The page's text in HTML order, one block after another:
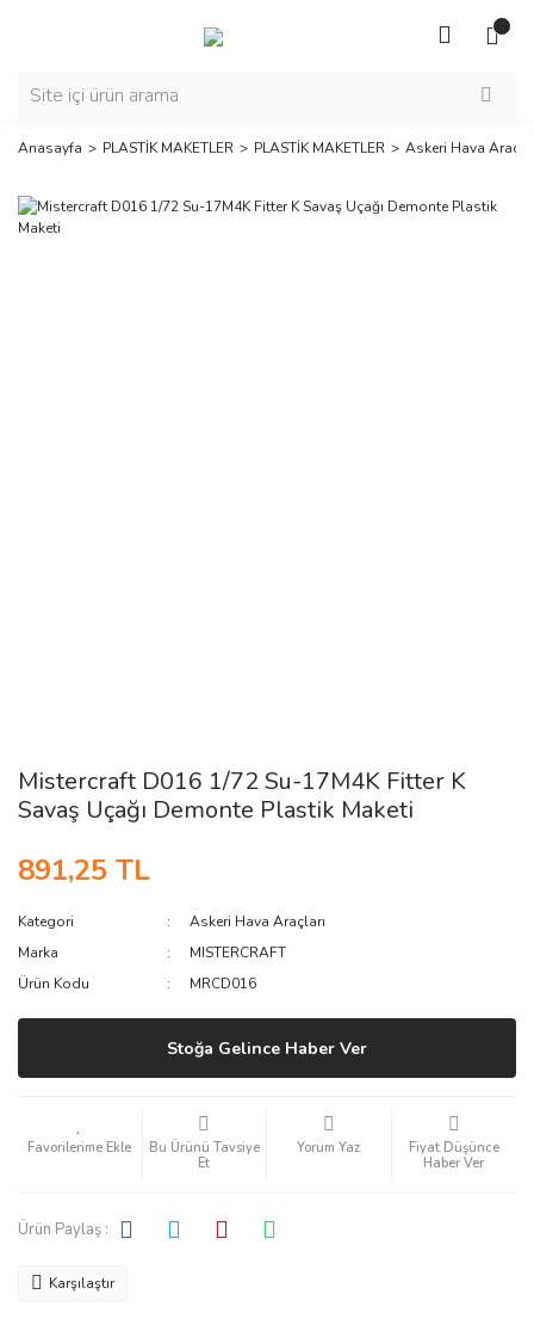
Anasayfa PLASTİK MAKETLER PLASTİK MAKETLER Askeri Hava
Mistercraft D016 1/72 Su-17M4K Fitter K
Savaş Uçağı Demonte Plastik Maketi
891,25 TL
Kategori
Askeri Hava Araçları
Marka
MISTERCRAFT
Ürün Kodu
MRCD016
Stoğa Gelince Haber Ver
Bu Ürünü Tavsiye
Et
Yorum Yaz
Fiyat Düşünce
Haber Ver
Ürün Paylaş :
Karşılaştır